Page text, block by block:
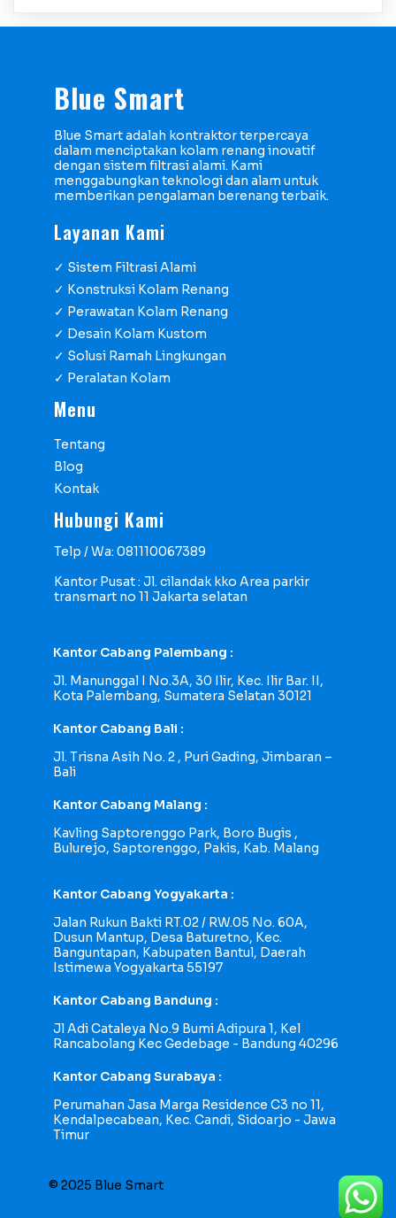
Blue Smart
Blue Smart adalah kontraktor terpercaya
dalam menciptakan kolam renang inovatif
dengan sistem filtrasi alami. Kami
menggabungkan teknologi dan alam untuk
memberikan pengalaman berenang terbaik.
Layanan Kami
✓ Sistem Filtrasi Alami
✓ Konstruksi Kolam Renang
✓ Perawatan Kolam Renang
✓ Desain Kolam Kustom
✓ Solusi Ramah Lingkungan
✓ Peralatan Kolam
Menu
Tentang
Blog
Kontak
Hubungi Kami
Telp / Wa: 081110067389
Kantor Pusat : Jl. cilandak kko Area parkir
transmart no 11 Jakarta selatan
Kantor Cabang Palembang :
Jl. Manunggal I No.3A, 30 Ilir, Kec. Ilir Bar. II,
Kota Palembang, Sumatera Selatan 30121
Kantor Cabang Bali :
Jl. Trisna Asih No. 2 , Puri Gading, Jimbaran –
Bali
Kantor Cabang Malang :
Kavling Saptorenggo Park, Boro Bugis ,
Bulurejo, Saptorenggo, Pakis, Kab. Malang
Kantor Cabang Yogyakarta :
Jalan Rukun Bakti RT.02 / RW.05 No. 60A,
Dusun Mantup, Desa Baturetno, Kec.
Banguntapan, Kabupaten Bantul, Daerah
Istimewa Yogyakarta 55197
Kantor Cabang Bandung :
Jl Adi Cataleya No.9 Bumi Adipura 1, Kel
Rancabolang Kec Gedebage - Bandung 40296
Kantor Cabang Surabaya :
Perumahan Jasa Marga Residence C3 no 11,
Kendalpecabean, Kec. Candi, Sidoarjo - Jawa
Timur
© 2025 Blue Smart